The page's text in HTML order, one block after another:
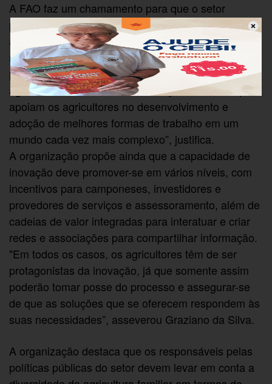
A FAO faz um chamamento para que o setor
público, trabalhando conjuntamente com os
agricultores, organizações da sociedade civil e o
setor privado, melhore os sistemas de inovação
para a agricultura. "Os sistemas de inovação
agrícola incluem todas as instituições e atores que
apoiam os agricultores no desenvolvimento e
adoção de melhores formas de trabalho em um
mundo cada vez mais complexo”, justifica.
A organização propõe ainda que a capacidade de
inovação deve promover-se em vários níveis, com
incentivos para camponeses, investidores e
provedores de serviços e assessoramento, além de
cadeias de valor integradas para interatuar e criar
redes e associações para compartilhar informação.
"Em todos os casos, os agricultores têm de ser
protagonistas da inovação, já que somente assim
poderão tomar posse do processo e assegurar-se
de que as soluções que se oferecem respondem às
suas necessidades”, asseverou Graziano da Silva.
A organização destaca que os responsáveis pelas
políticas públicas do setor devem levar em conta a